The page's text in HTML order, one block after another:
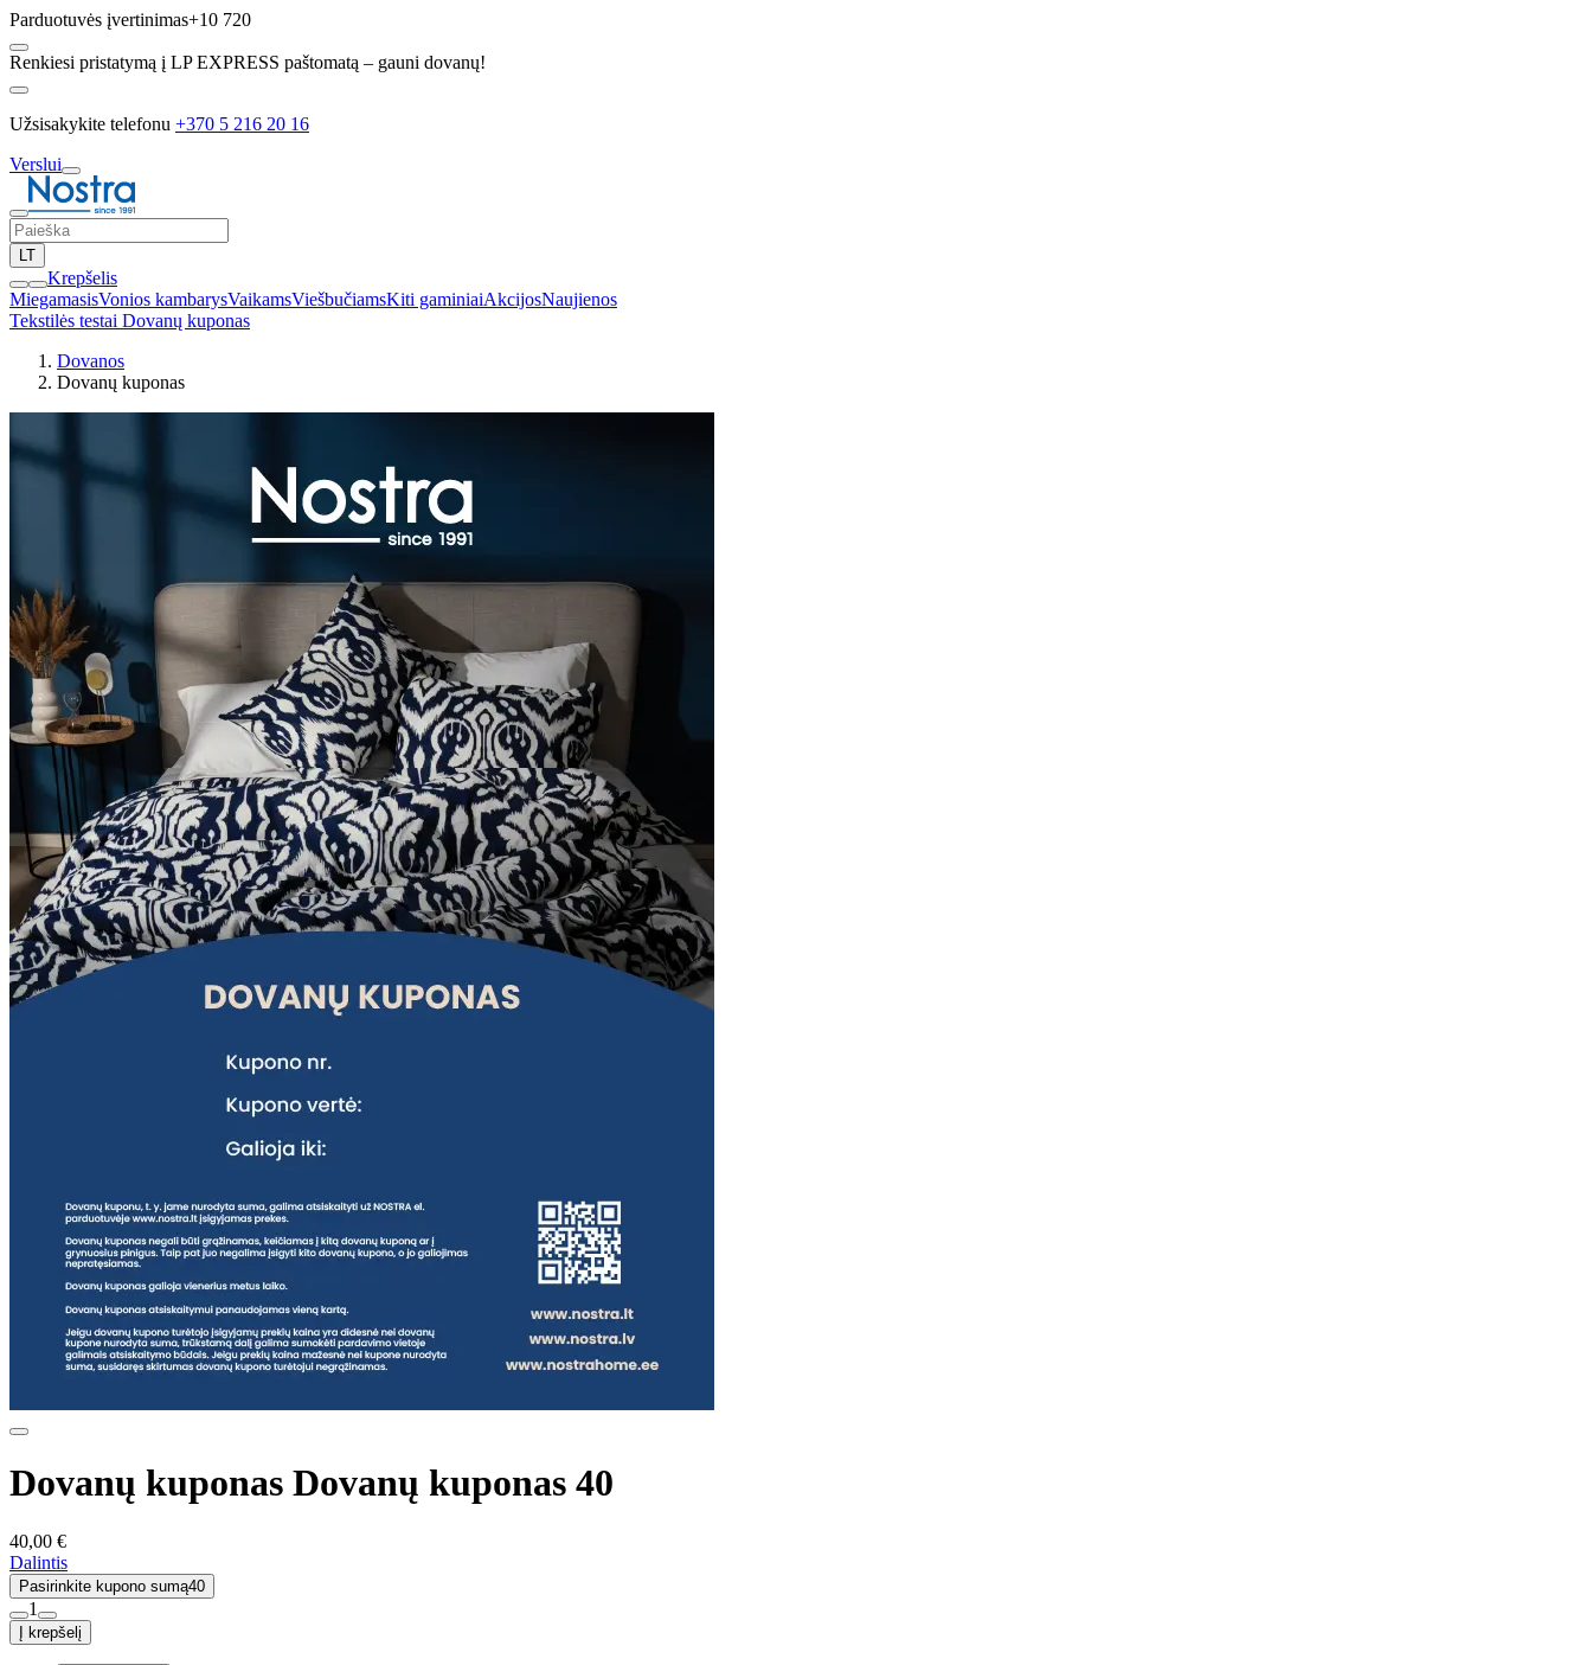
Parduotuvės įvertinimas+10 720
Renkiesi pristatymą į LP EXPRESS paštomatą – gauni dovanų!
Užsisakykite telefonu +370 5 216 20 16
Verslui
LT
Krepšelis
MiegamasisVonios kambarysVaikamsViešbučiamsKiti gaminiaiAkcijosNaujienos
Tekstilės testai Dovanų kuponas
Dovanos
Dovanų kuponas
Dovanų kuponas Dovanų kuponas 40
40,00 €
Dalintis
Pasirinkite kupono sumą40
1
Į krepšelį